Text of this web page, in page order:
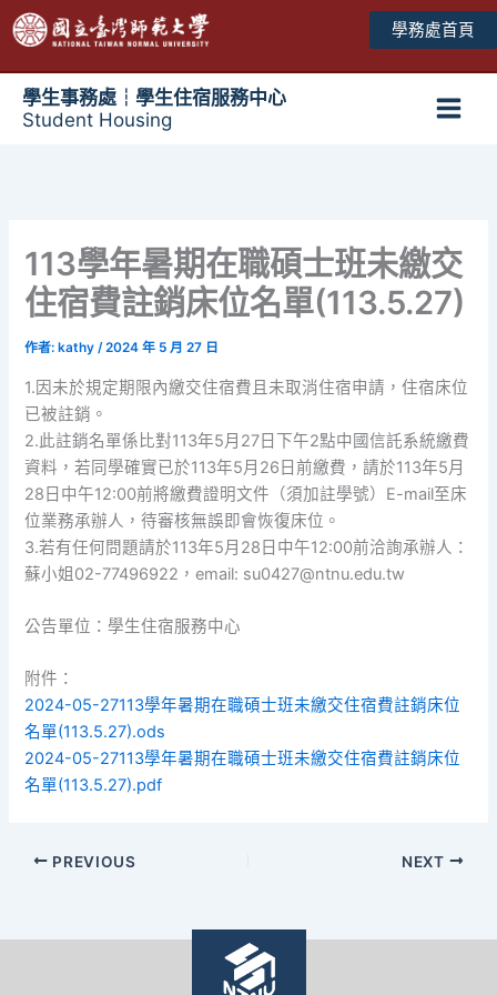
至
學務處首頁
學生事務處┆學生住宿服務中心
Student Housing
113學年暑期在職碩士班未繳交
住宿費註銷床位名單(113.5.27)
作者: kathy/2024 年 5 月 27 日
1.因未於規定期限內繳交住宿費且未取消住宿申請，住宿床位
已被註銷。
2.此註銷名單係比對113年5月27日下午2點中國信託系統繳費
資料，若同學確實已於113年5月26日前繳費，請於113年5月
28日中午12:00前將繳費證明文件（須加註學號）E-mail至床
位業務承辦人，待審核無誤即會恢復床位。
3.若有任何問題請於113年5月28日中午12:00前洽詢承辦人：
蘇小姐02-77496922，email: su0427@ntnu.edu.tw
公告單位：學生住宿服務中心
附件：
2024-05-27113學年暑期在職碩士班未繳交住宿費註銷床位
名單(113.5.27).ods
2024-05-27113學年暑期在職碩士班未繳交住宿費註銷床位
名單(113.5.27).pdf
PREVIOUS NEXT